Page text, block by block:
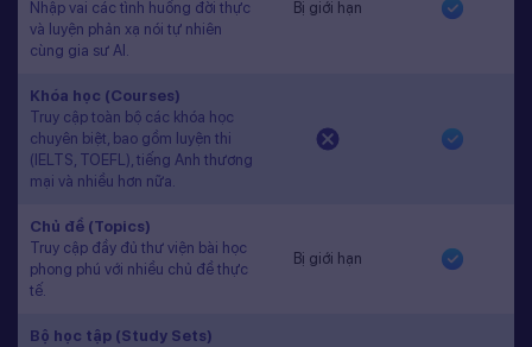
Nhập vai các tình huống đời thực
và luyện phản xạ nói tự nhiên
cùng gia sư AI.
Bị giới hạn
Khóa học (Courses)
Truy cập toàn bộ các khóa học
chuyên biệt, bao gồm luyện thi
(IELTS, TOEFL), tiếng Anh thương
mại và nhiều hơn nữa.
Chủ đề (Topics)
Truy cập đầy đủ thư viện bài học
phong phú với nhiều chủ đề thực
tế.
Bị giới hạn
Bộ học tập (Study Sets)